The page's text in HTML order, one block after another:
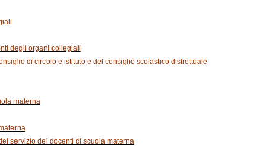
degli organi collegiali
di circolo e istituto e del consiglio scolastico distrettuale
materna
servizio dei docenti di scuola materna